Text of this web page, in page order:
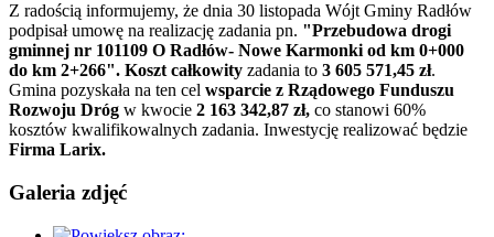
Z radością informujemy, że dnia 30 listopada Wójt Gminy Radłów
podpisał umowę na realizację zadania pn. "Przebudowa drogi
gminnej nr 101109 O Radłów- Nowe Karmonki od km 0+000
do km 2+266". Koszt całkowity zadania to 3 605 571,45 zł.
Gmina pozyskała na ten cel wsparcie z Rządowego Funduszu
Rozwoju Dróg w kwocie 2 163 342,87 zł, co stanowi 60%
kosztów kwalifikowalnych zadania. Inwestycję realizować będzie
Firma Larix.
Galeria zdjęć